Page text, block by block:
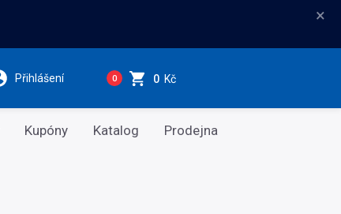
×
Přihlášení 0 0 Kč
Kupóny Katalog Prodejna